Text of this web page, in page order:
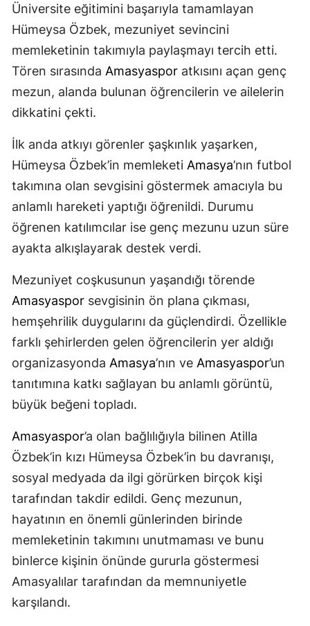
Üniversite eğitimini başarıyla tamamlayan
Hümeysa Özbek, mezuniyet sevincini
memleketinin takımıyla paylaşmayı tercih etti.
Tören sırasında Amasyaspor atkısını açan genç
mezun, alanda bulunan öğrencilerin ve ailelerin
dikkatini çekti.
İlk anda atkıyı görenler şaşkınlık yaşarken,
Hümeysa Özbek’in memleketi Amasya’nın futbol
takımına olan sevgisini göstermek amacıyla bu
anlamlı hareketi yaptığı öğrenildi. Durumu
öğrenen katılımcılar ise genç mezunu uzun süre
ayakta alkışlayarak destek verdi.
Mezuniyet coşkusunun yaşandığı törende
Amasyaspor sevgisinin ön plana çıkması,
hemşehrilik duygularını da güçlendirdi. Özellikle
farklı şehirlerden gelen öğrencilerin yer aldığı
organizasyonda Amasya’nın ve Amasyaspor’un
tanıtımına katkı sağlayan bu anlamlı görüntü,
büyük beğeni topladı.
Amasyaspor’a olan bağlılığıyla bilinen Atilla
Özbek’in kızı Hümeysa Özbek’in bu davranışı,
sosyal medyada da ilgi görürken birçok kişi
tarafından takdir edildi. Genç mezunun,
hayatının en önemli günlerinden birinde
memleketinin takımını unutmaması ve bunu
binlerce kişinin önünde gururla göstermesi
Amasyalılar tarafından da memnuniyetle
karşılandı.